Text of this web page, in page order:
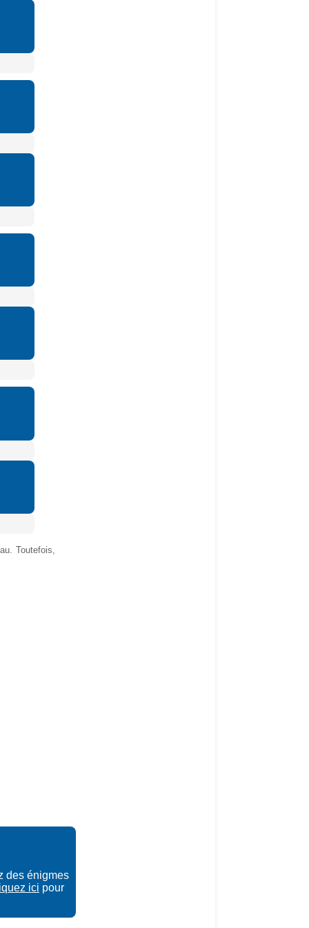
Toutefois,
des énigmes
ici pour